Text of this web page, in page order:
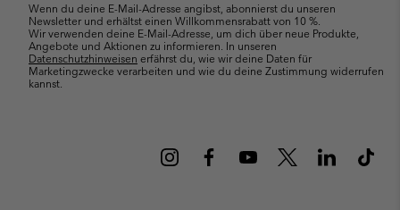
Wenn du deine E-Mail-Adresse angibst, abonnierst du unseren
Newsletter und erhältst einen Willkommensrabatt von 10 %.
Wir verwenden deine E-Mail-Adresse, um dich über neue Produkte,
Angebote und Aktionen zu informieren. In unseren
Datenschutzhinweisen erfährst du, wie wir deine Daten für
Marketingzwecke verarbeiten und wie du deine Zustimmung widerrufen
kannst.